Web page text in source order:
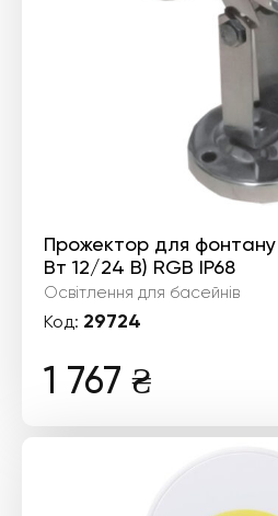
Прожектор для
Вт 12/24 В) RGB IP68
Освітлення для басейнів
Код: 29724
1 767 ₴